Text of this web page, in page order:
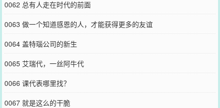
0062 总有人走在时代的前面
0063 做一个知道感恩的人，才能获得更多的友谊
0064 盖特瑙公司的新生
0065 艾瑞代，一丝阿牛代
0066 课代表哪里找？
0067 就是这么的干脆